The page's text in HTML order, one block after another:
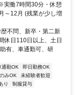
実働7時間30分・休憩
～12月 (残業が少し増
不問、新卒・第二新
休日110日以上、土日
有、車通勤可、研
通勤OK
即日勤務OK
みOK
未経験者歓迎
り
制服貸与